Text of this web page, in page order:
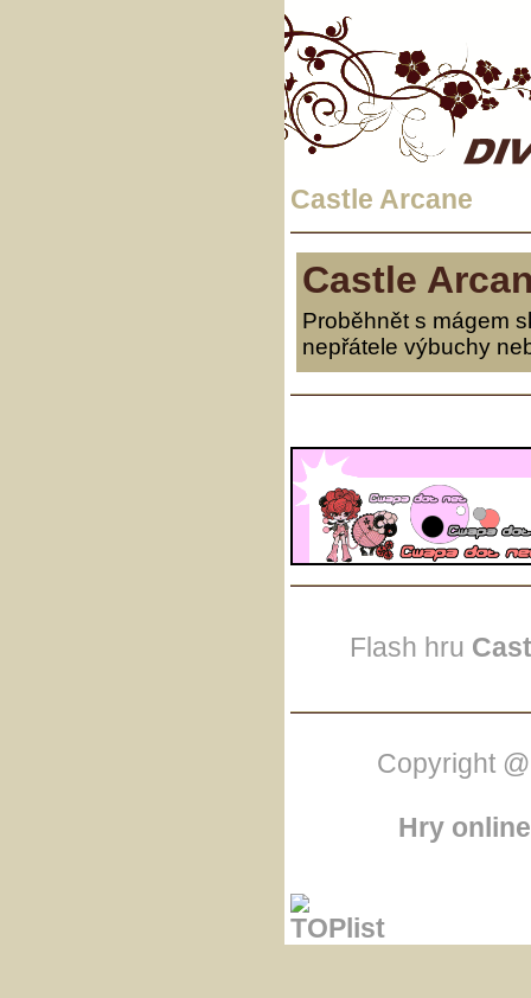
Castle Arcane
Castle
Proběhnět s mágem
nepřátele výbuchy
Flash hru
Copyright
Hry online